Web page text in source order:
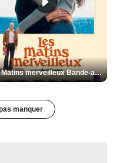
Les Matins merveilleux Bande-annonce VF
manquer